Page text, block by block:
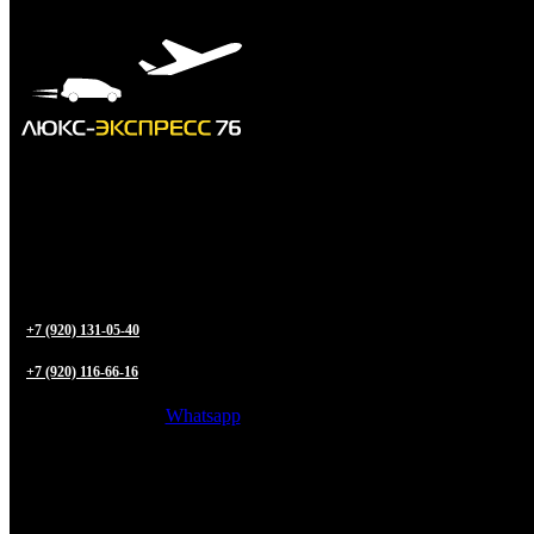
+7 (920) 131-05-40
+7 (920) 116-66-16
Whatsapp